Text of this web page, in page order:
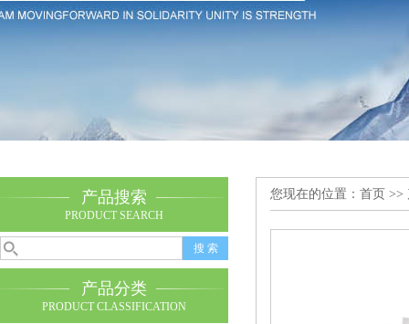
产品搜索
PRODUCT SEARCH
产品分类
PRODUCT CLASSIFICATION
您现在的位置： 首页 >>